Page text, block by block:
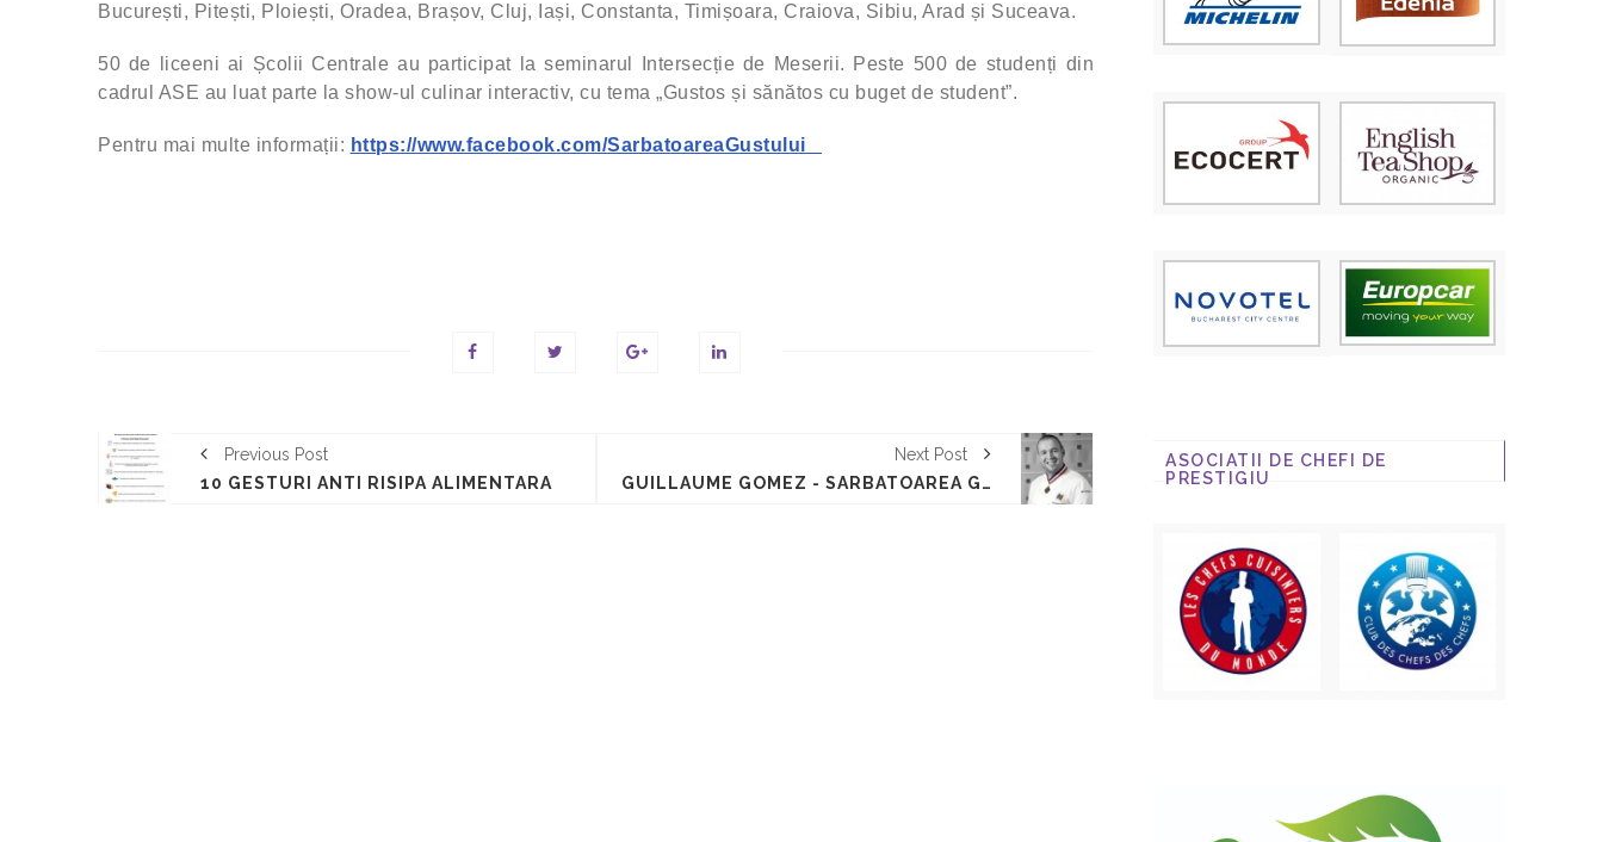
București, Pitești, Ploiești, Oradea, Brașov, Cluj, Iași, Constanta, Timișoara, Craiova, Sibiu, Arad și Suceava.
50 de liceeni ai Școlii Centrale au participat la seminarul Intersecție de Meserii. Peste 500 de studenți din
cadrul ASE au luat parte la show-ul culinar interactiv, cu tema „Gustos și sănătos cu buget de student”.
Pentru mai multe informații: https://www.facebook.com/SarbatoareaGustului
Previous Post
10 GESTURI ANTI RISIPA ALIMENTARA
Next Post
GUILLAUME GOMEZ - SARBATOAREA GUSTULUI
ASOCIATII DE CHEFI DE
PRESTIGIU